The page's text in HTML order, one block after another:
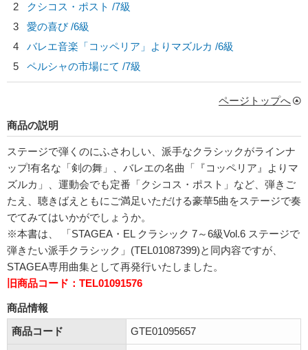
2
クシコス・ポスト /7級
3
愛の喜び /6級
4
バレエ音楽「コッペリア」よりマズルカ /6級
5
ペルシャの市場にて /7級
ページトップへ
商品の説明
ステージで弾くのにふさわしい、派手なクラシックがラインナ
ップ!有名な「剣の舞」、バレエの名曲「『コッペリア』よりマ
ズルカ」、運動会でも定番「クシコス・ポスト」など、弾きご
たえ、聴きばえともにご満足いただける豪華5曲をステージで奏
でてみてはいかがでしょうか。
※本書は、 「STAGEA・EL クラシック 7～6級Vol.6 ステージで
弾きたい派手クラシック」(TEL01087399)と同内容ですが、
STAGEA専用曲集として再発行いたしました。
旧商品コード：TEL01091576
商品情報
商品コード
GTE01095657